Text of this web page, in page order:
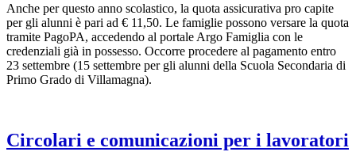
Anche per questo anno scolastico, la quota assicurativa pro capite
per gli alunni è pari ad € 11,50. Le famiglie possono versare la quota
tramite PagoPA, accedendo al portale Argo Famiglia con le
credenziali già in possesso. Occorre procedere al pagamento entro
23 settembre (15 settembre per gli alunni della Scuola Secondaria di
Primo Grado di Villamagna).
Circolari e comunicazioni per i lavoratori